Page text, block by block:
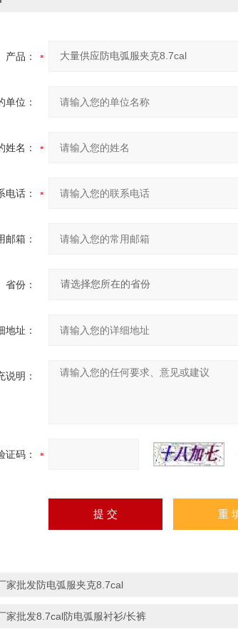
产品：
单位：
姓名：
电话：
邮箱：
省份：
地址：
说明：
证码：
家批发防电弧服夹克8.7cal
家批发8.7cal防电弧服衬衫/长裤